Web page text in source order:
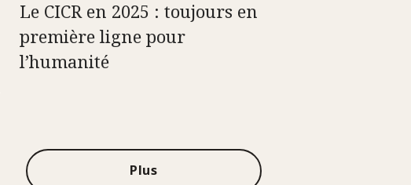
Le CICR en 2025 : toujours en
première ligne pour
l’humanité
Plus